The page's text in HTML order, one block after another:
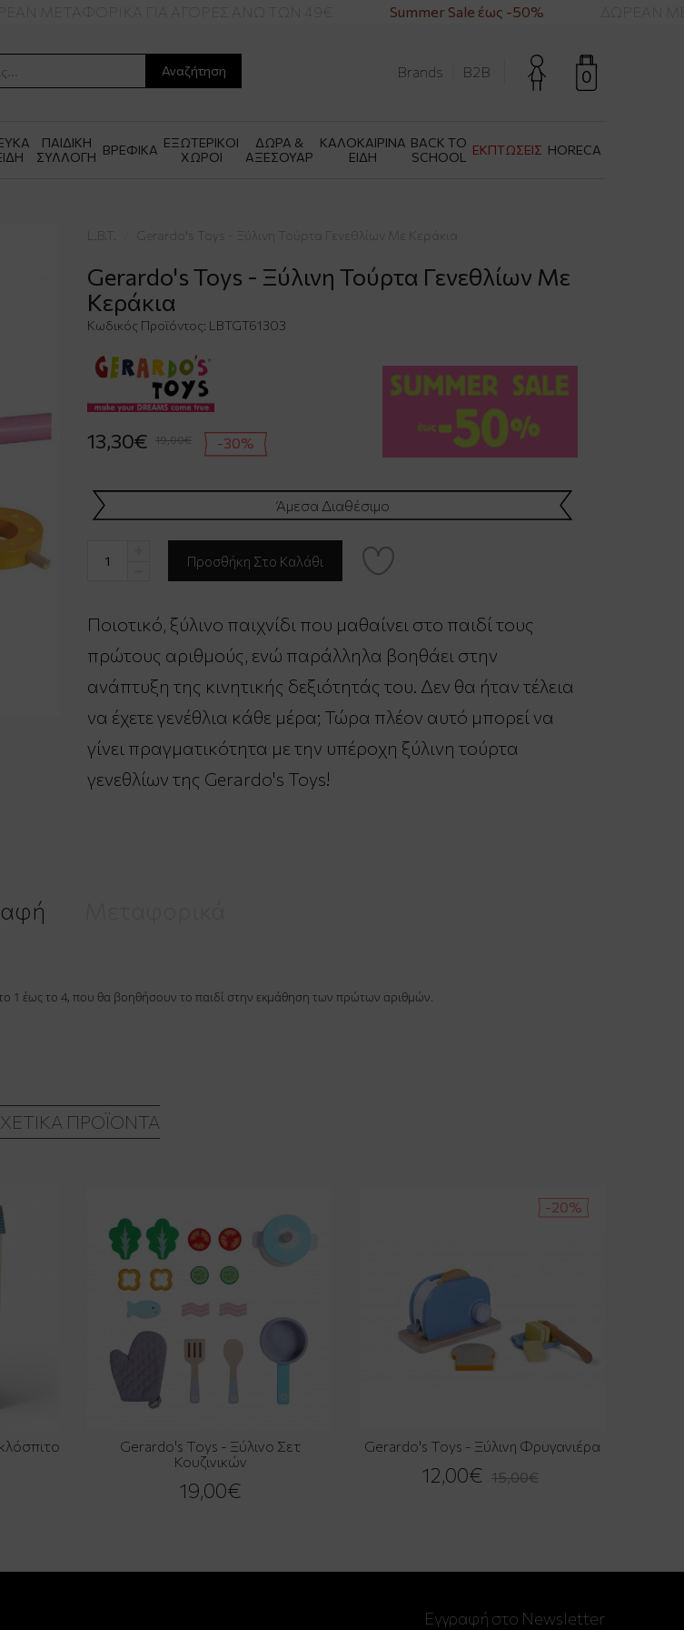
ΜΕΤΑΦΟΡΙΚΑ ΓΙΑ ΑΓΟΡΕΣ ΑΝΩ ΤΩΝ 49€ Summer Sale έως -50% ΔΩΡΕΑΝ
Αναζήτηση 0
Brands B2B
ΠΑΙΔΙΚΗ
ΣΥΛΛΟΓΗ ΒΡΕΦΙΚΑ ΕΞΩΤΕΡΙΚΟΙ
ΧΩΡΟΙ
ΔΩΡΑ &
ΑΞΕΣΟΥΑΡ
ΚΑΛΟΚΑΙΡΙΝΑ
ΕΙΔΗ
BACK TO
SCHOOL
ΕΚΠΤΩΣΕΙΣ HORECA
L.B.T. Gerardo's Toys - Ξύλινη Τούρτα Γενεθλίων Με Κεράκια
Gerardo's Toys - Ξύλινη Τούρτα Γενεθλίων Με
Κεράκια
Κωδικός Προϊόντος: LBTGT61303
13,30€ 19,00€ -30%
Άμεσα Διαθέσιμο
Ποιοτικό, ξύλινο παιχνίδι που μαθαίνει στο παιδί τους
πρώτους αριθμούς, ενώ παράλληλα βοηθάει στην
ανάπτυξη της κινητικής δεξιότητάς του. Δεν θα ήταν τέλεια
να έχετε γενέθλια κάθε μέρα; Τώρα πλέον αυτό μπορεί να
γίνει πραγματικότητα με την υπέροχη ξύλινη τούρτα
γενεθλίων της Gerardo's Toys!
το 1 έως το 4, που θα βοηθήσουν το παιδί στην εκμάθηση των πρώτων αριθμών.
ΠΡΟΪΌΝΤΑ
Gerardo's Toys - Ξύλινο Σετ
Κουζινικών
19,00€
-20%
Gerardo's Toys - Ξύλινη Φρυγανιέρα
12,00€ 15,00€
Εγγραφή στο Newsletter